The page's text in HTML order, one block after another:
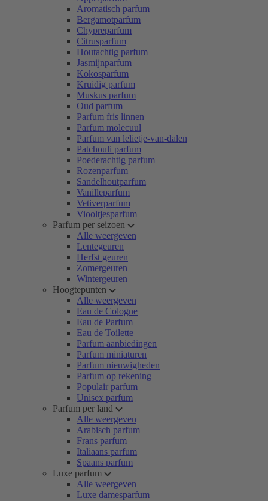
Aromatisch parfum
Bergamotparfum
Chypreparfum
Citrusparfum
Houtachtig parfum
Jasmijnparfum
Kokosparfum
Kruidig parfum
Muskus parfum
Oud parfum
Parfum fris linnen
Parfum molecuul
Parfum van lelietje-van-dalen
Patchouli parfum
Poederachtig parfum
Rozenparfum
Sandelhoutparfum
Vanilleparfum
Vetiverparfum
Viooltjesparfum
Parfum per seizoen
Alle weergeven
Lentegeuren
Herfst geuren
Zomergeuren
Wintergeuren
Hoogtepunten
Alle weergeven
Eau de Cologne
Eau de Parfum
Eau de Toilette
Parfum aanbiedingen
Parfum miniaturen
Parfum nieuwigheden
Parfum op rekening
Populair parfum
Unisex parfum
Parfum per land
Alle weergeven
Arabisch parfum
Frans parfum
Italiaans parfum
Spaans parfum
Luxe parfum
Alle weergeven
Luxe damesparfum